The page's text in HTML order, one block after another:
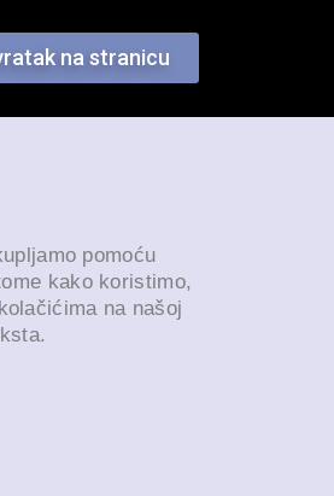
na stranicu
pomoću
kako koristimo,
na našoj